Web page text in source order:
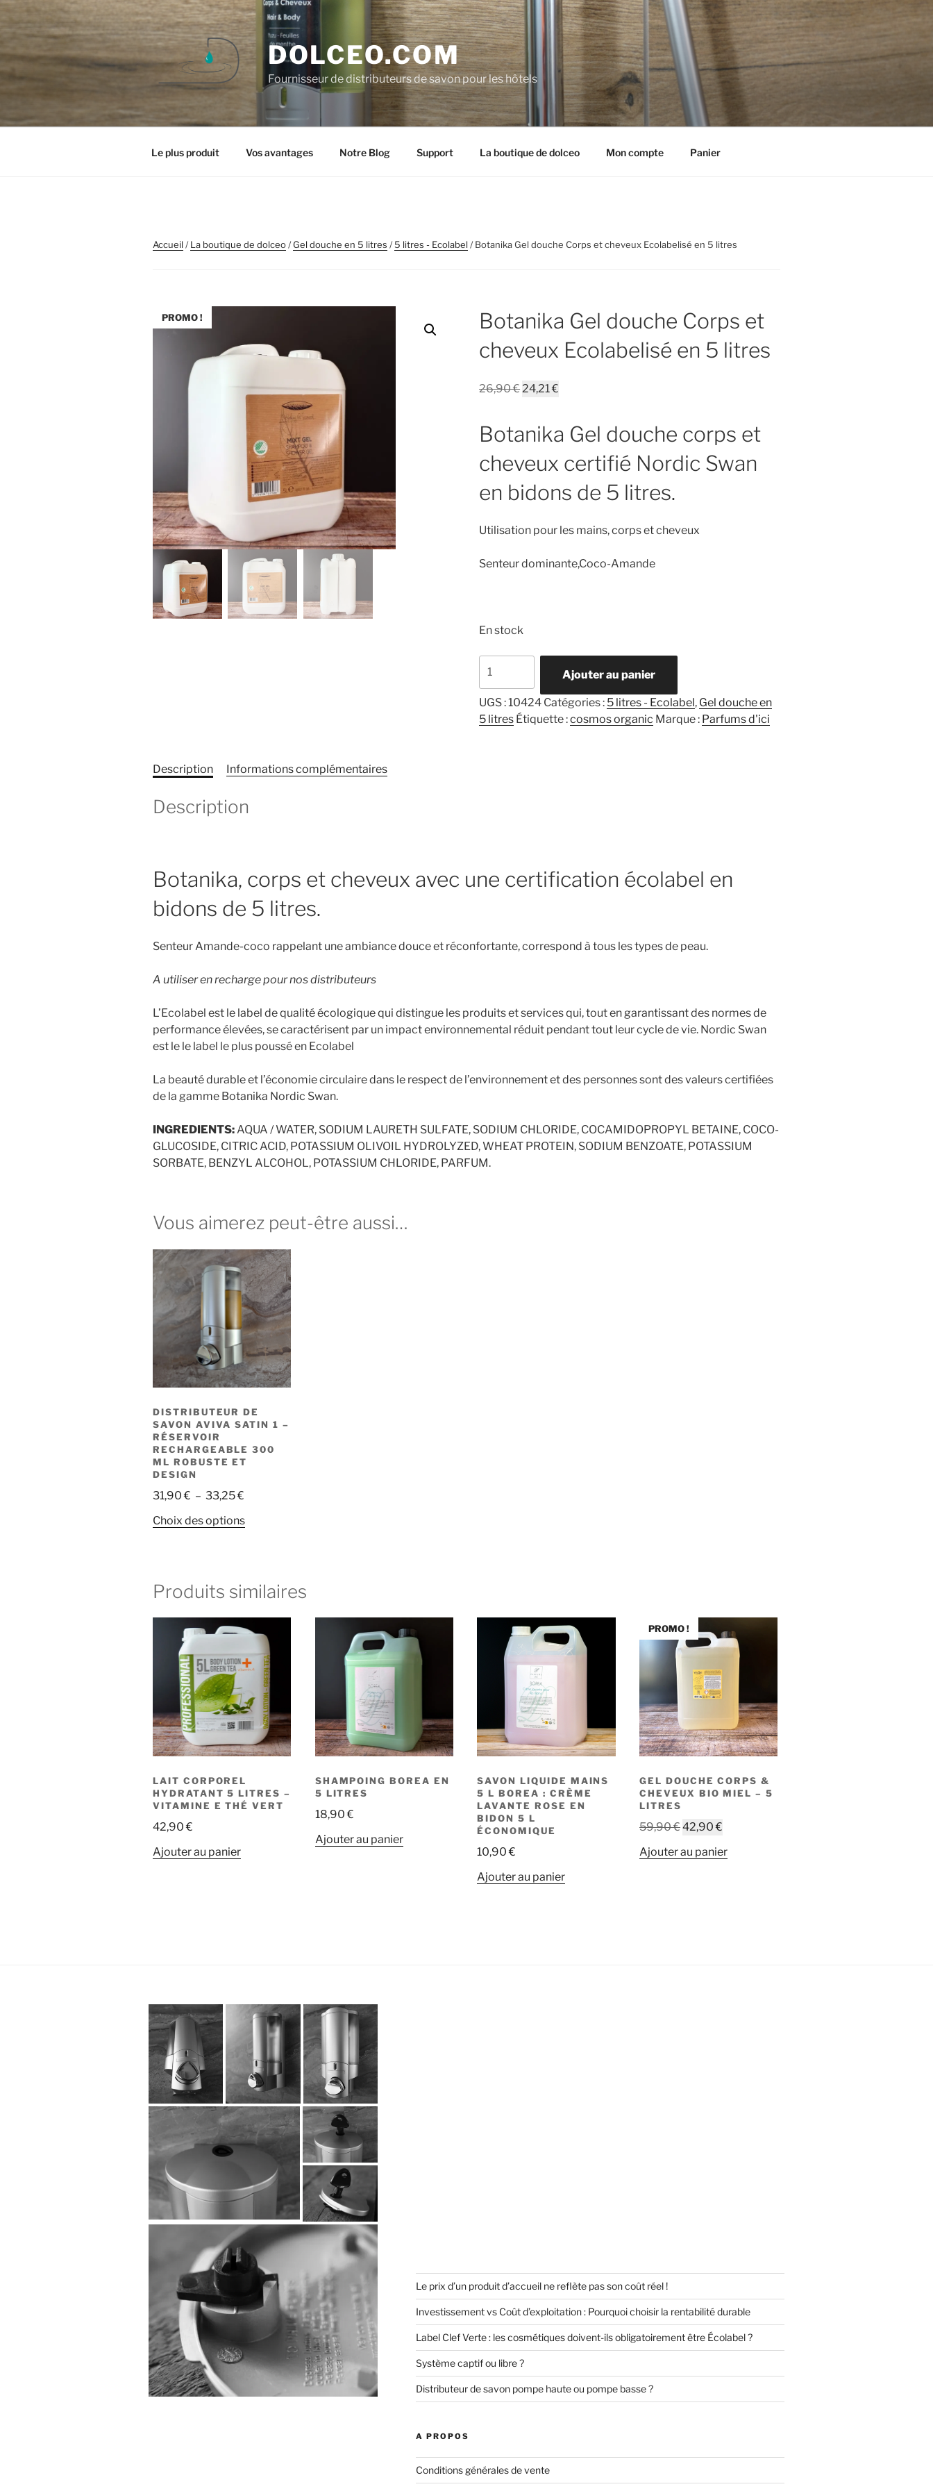
Aller
contenu
principal
DOLCEO.COM
Fournisseur de distributeurs de savon pour les hôtels
Le plus produit Vos avantages Notre Blog Support La boutique de dolceo Mon compte Panier
Accueil/La boutique de dolceo/Gel douche en 5 litres /5 litres - Ecolabel/ Botanika Gel douche Corps et cheveux Ecolabelisé en 5 litres
PROMO !
Botanika Gel douche Corps et
cheveux Ecolabelisé en 5 litres
26,90€ Le
était :
24,21€
est :
24,21 €.
Botanika Gel douche corps et
cheveux certifié Nordic Swan
en bidons de 5 litres.
Utilisation pour les mains, corps et cheveux
Senteur dominante,Coco-Amande
En stock
de
Botanika
Gel
douche
Ajouter au panier
UGS :10424 Catégories : 5 litres - Ecolabel, Gel douche en
5 litres Étiquette :cosmos organic Marque : Parfums d'ici
Description Informations complémentaires
Description
Botanika, corps et cheveux avec une certification écolabel en
bidons de 5 litres.
Senteur Amande-coco rappelant une ambiance douce et réconfortante, correspond à tous les types de peau.
A utiliser en recharge pour nos distributeurs
L’Ecolabel est le label de qualité écologique qui distingue les produits et services qui, tout en garantissant des normes de
performance élevées, se caractérisent par un impact environnemental réduit pendant tout leur cycle de vie. Nordic Swan
est le le label le plus poussé en Ecolabel
La beauté durable et l’économie circulaire dans le respect de l’environnement et des personnes sont des valeurs certifiées
de la gamme Botanika Nordic Swan.
INGREDIENTS:AQUA / WATER, SODIUM LAURETH SULFATE, SODIUM CHLORIDE, COCAMIDOPROPYL BETAINE, COCO-
GLUCOSIDE, CITRIC ACID, POTASSIUM OLIVOIL HYDROLYZED, WHEAT PROTEIN, SODIUM BENZOATE, POTASSIUM
SORBATE, BENZYL ALCOHOL, POTASSIUM CHLORIDE, PARFUM.
Vous aimerez peut-être aussi…
DISTRIBUTEUR DE
SAVON AVIVA SATIN 1 –
RÉSERVOIR
RECHARGEABLE 300
ML ROBUSTE ET
DESIGN
31,90€ – 33,25€
prix :
Choix des optionsCe
variations.
options
peuvent
être
choisies
la
page
du
produit
Produits similaires
LAIT CORPOREL
HYDRATANT 5 LITRES –
VITAMINE E THÉ VERT
42,90€
Ajouter au panier
SHAMPOING BOREA EN
5 LITRES
18,90€
Ajouter au panier
SAVON LIQUIDE MAINS
5 L BOREA : CRÈME
LAVANTE ROSE EN
BIDON 5 L
ÉCONOMIQUE
10,90€
Ajouter au panier
PROMO !
GEL DOUCHE CORPS &
CHEVEUX BIO MIEL – 5
LITRES
59,90€Le
initial
42,90€
actuel
Ajouter au panier
Le prix d’un produit d’accueil ne reflète pas son coût réel !
Investissement vs Coût d’exploitation : Pourquoi choisir la rentabilité durable
Label Clef Verte : les cosmétiques doivent-ils obligatoirement être Écolabel ?
Système captif ou libre ?
Distributeur de savon pompe haute ou pompe basse ?
A PROPOS
Conditions générales de vente